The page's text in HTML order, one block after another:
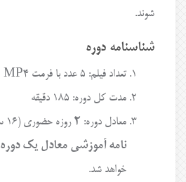
شوند.
شناسنامه دوره
تعداد فیلم: ۵ عدد با فرمت MP4
مدت کل دوره: ۱۸۵ دقیقه
معادل دوره: ۲ روزه حضوری (۱۶ ساعت اسمی ) در
نامه آموزشی معادل یک دوره ۲ روزه حضوری
خواهد شد.